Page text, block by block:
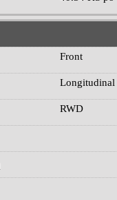
Front
Longitudinal
RWD